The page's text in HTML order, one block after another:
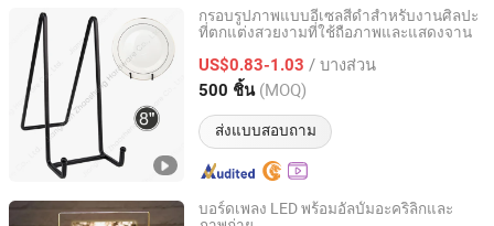
กรอบรูปภาพแบบอีเซลสีดำสำหรับงานศิลปะ
ที่ตกแต่งสวยงามที่ใช้ถือภาพและแสดงจาน
US$0.83-1.03 / บางส่วน
500 ชิ้น (MOQ)
ส่งแบบสอบถาม
Jiangmen zhaosheng hardware company LTD
Guangdong, China อัตราจาก 2021
บอร์ดเพลง LED พร้อมอัลบั้มอะคริลิกและ